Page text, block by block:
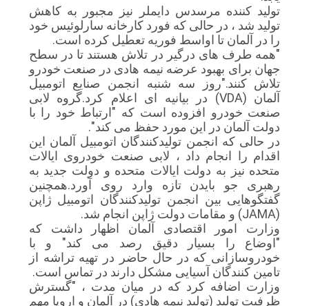
تولید کننده مرسدس دایملر نیز مجبور به کاهش
تولید شد ، در حالی که فورد کارخانه سارلوئیس خود
را در آلمان تا اواسط فوریه تعطیل کرده است.
"همه طرف های درگیر در تلاش هستند تا در سطح
جهان برای بهبود عرضه نیمه هادی در صنعت خودرو
تلاش کنند."روز سه شنبه انجمن صنایع اتومبیل
آلمان (VDA) در بیانیه ای اعلام کرد.گروه لابی
صنعت خودرو افزوده است که "ارتباط خود را با
دولت آلمان در این مورد حفظ می کند".
در حالی که انجمن تولیدکنندگان اتومبیل آلمان این
اقدام را انجام داد ، لابی صنعت خودروی ایالات
متحده نیز به دولت ایالات متحده و دولت جدید به
رهبری جو بایدن تازه وارد روی آورد.همچنین
گفتگوهایی بین انجمن تولیدکنندگان اتومبیل ژاپن
(JAMA) و مقامات دولت ژاپن انجام شد.
وزارت امور اقتصادی آلمان اظهار داشت که
"اوضاع را بسیار دقیق رصد می کند" و با
خودروسازانی که در حال حاضر در تهیه تراشه از
تامین کنندگان آسیایی مشکل دارند در تماس است.
وزارت اضافه کرد که در میان مدت ، "گسترش
ظرفیت تولید (تولید نیمه هادی) در آلمان و اروپا مهم